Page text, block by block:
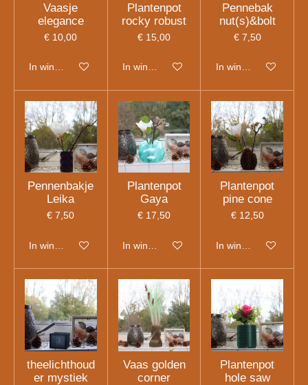
Vaasje
elegance
€ 10,00
In winkelwagen
Plantenpot
rocky robust
€ 15,00
In winkelwagen
Pennebak
nut(s)&bolt
€ 7,50
In winkelwagen
Pennenbakje
Leika
€ 7,50
In winkelwagen
Plantenpot
Gaya
€ 17,50
In winkelwagen
Plantenpot
pine cone
€ 12,50
In winkelwagen
theelichthoud
er mystiek
Vaas golden
corner
Plantenpot
hole saw